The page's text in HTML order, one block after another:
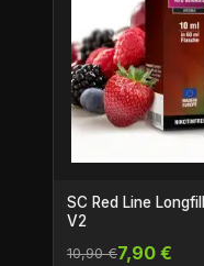
SC Red Line
V2
10,90 €7,90 €